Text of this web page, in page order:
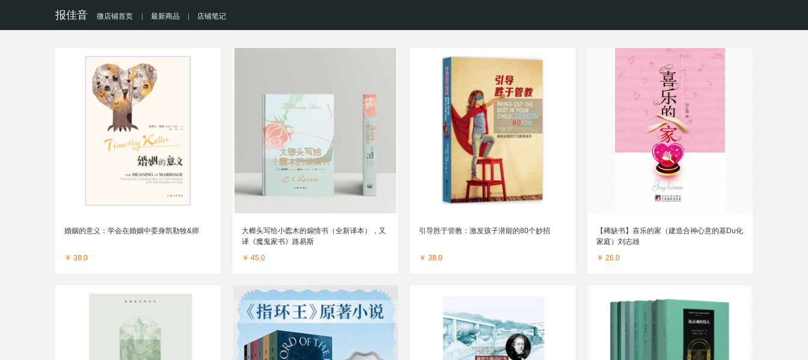
报佳音 微店铺首页 最新商品 店铺笔记
婚姻的意义：学会在婚姻中委身凯勒牧&师
￥ 38.0
大榔头写给小蠹木的煽情书（全新译本），又
译《魔鬼家书》路易斯
￥ 45.0
引导胜于管教：激发孩子潜能的80个妙招
￥ 38.0
【稀缺书】喜乐的家（建造合神心意的基Du化
家庭）刘志雄
￥ 26.0